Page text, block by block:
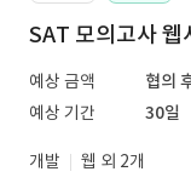
SAT 모의고사 웹
예상 금액
협의
예상 기간
30일
개발
웹 외 2개